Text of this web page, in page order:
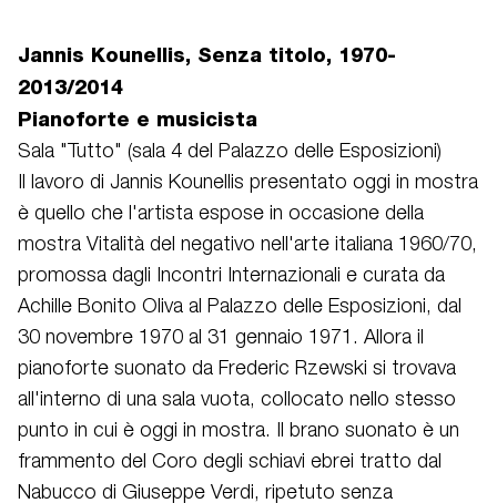
Jannis Kounellis, Senza titolo, 1970-
2013/2014
Pianoforte e musicista
Sala "Tutto" (sala 4 del Palazzo delle Esposizioni)
Il lavoro di Jannis Kounellis presentato oggi in mostra
è quello che l'artista espose in occasione della
mostra Vitalità del negativo nell'arte italiana 1960/70,
promossa dagli Incontri Internazionali e curata da
Achille Bonito Oliva al Palazzo delle Esposizioni, dal
30 novembre 1970 al 31 gennaio 1971. Allora il
pianoforte suonato da Frederic Rzewski si trovava
all'interno di una sala vuota, collocato nello stesso
punto in cui è oggi in mostra. Il brano suonato è un
frammento del Coro degli schiavi ebrei tratto dal
Nabucco di Giuseppe Verdi, ripetuto senza